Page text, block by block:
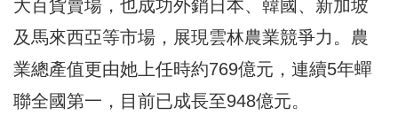
大百貨賣場，也成功外銷日本、韓國、新加坡
及馬來西亞等市場，展現雲林農業競爭力。農
業總產值更由她上任時約769億元，連續5年蟬
聯全國第一，目前已成長至948億元。